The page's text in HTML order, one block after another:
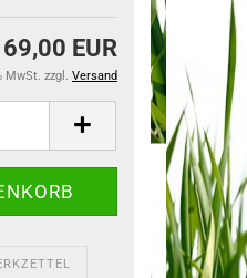
EUR
MwSt. zzgl. Versand